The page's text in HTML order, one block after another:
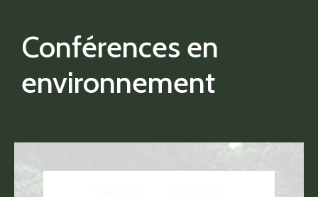
Conférences en
environnement